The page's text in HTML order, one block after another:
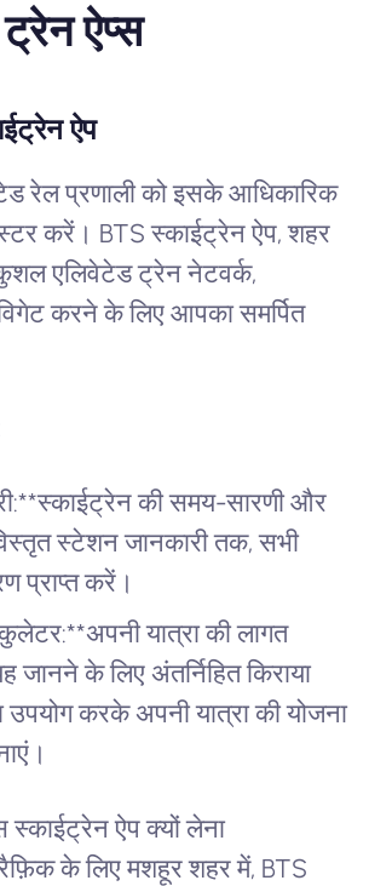
ऐप्स
ऐप
रेल प्रणाली को इसके आधिकारिक
करें। BTS स्काईट्रेन ऐप, शहर
एलिवेटेड ट्रेन नेटवर्क,
करने के लिए आपका समर्पित
की समय-सारणी और
स्टेशन जानकारी तक, सभी
प्राप्त करें।
यात्रा की लागत
जानने के लिए अंतर्निहित किराया
करके अपनी यात्रा की योजना
स्काईट्रेन ऐप क्यों लेना
के लिए मशहूर शहर में, BTS